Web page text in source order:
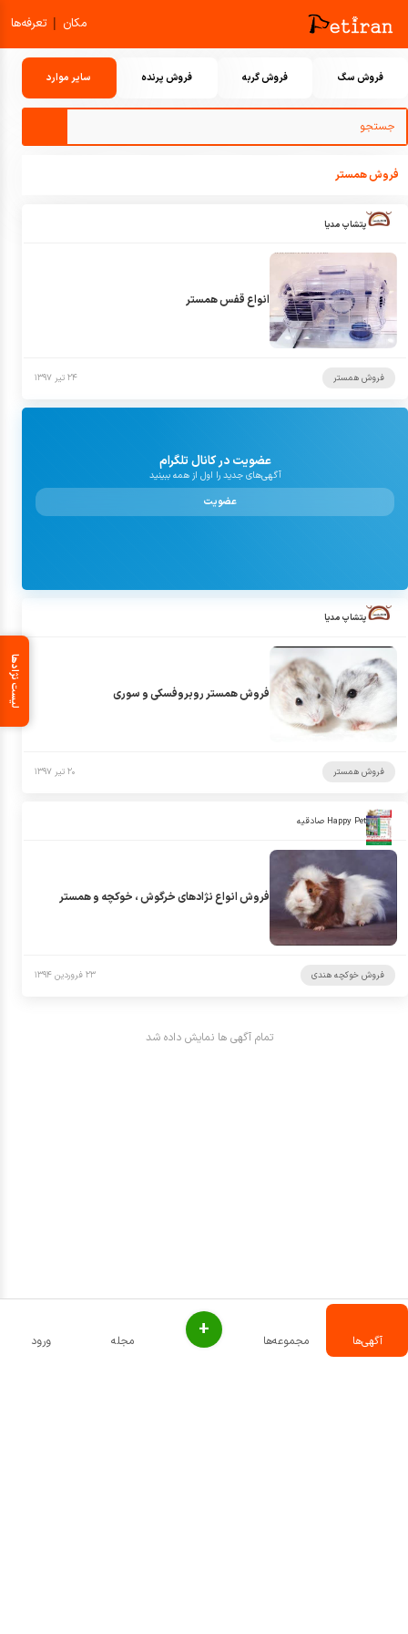
مکان | تعرفه‌ها
لیست نژادها
فروش سگ فروش گربه فروش پرنده سایر موارد
فروش همستر
پتشاپ مدیا
انواع قفس همستر
فروش همستر ۲۴ تیر ۱۳۹۷
عضویت در کانال تلگرام
آگهی‌های جدید را اول از همه ببینید
عضویت
پتشاپ مدیا
فروش همستر روبروفسکی و سوری
فروش همستر ۲۰ تیر ۱۳۹۷
Happy Pet صادقیه
فروش انواع نژادهای خرگوش ، خوکچه و همستر
فروش خوکچه هندی ۲۳ فروردین ۱۳۹۴
تمام آگهی ها نمایش داده شد
ورود مجله + مجموعه‌ها آگهی‌ها